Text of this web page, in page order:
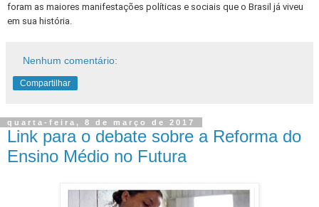
foram as maiores manifestações políticas e sociais que o Brasil já viveu
em sua história.
Nenhum comentário:
Compartilhar
quarta-feira, 8 de março de 2017
Link para o debate sobre a Reforma do
Ensino Médio no Futura